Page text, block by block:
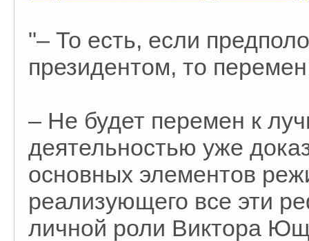
"– То есть, если
президентом, то
– Не будет перемен к
деятельностью уже
основных элементов
реализующего все эти
личной роли Виктора